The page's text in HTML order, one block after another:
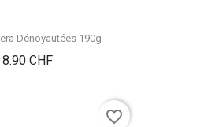
Dénoyautées 190g
8.90 CHFPrix
favorite_border